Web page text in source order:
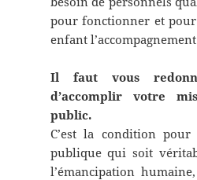
pour fonctionner et
enfant
Il faut vous
d’accomplir votre
public.
C’est la condition
publique qui soit
l’émancipation